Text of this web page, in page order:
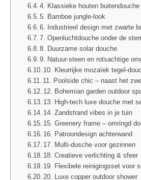
4. Klassieke houten buitendouche
5. Bamboe jungle‑look
6. Industrieel design met zwarte
7. Openluchtdouche onder de
8. Duurzame solar douche
9. Natuur‑steen en rotsachtige
10. Kleurrijke mozaïek
11. Poolside chic – naast het
12. Bohemian garden outdoor
13. High‑tech luxe douche met
14. Zandstrand vibes in je tuin
15. Greenery frame – omringd
16. Patroondesign achterwand
17. Multi‑dusche voor gezinnen
18. Creatieve verlichting & sfeer
19. Flexibele reinigingsset voor
20. Luxe copper outdoor shower